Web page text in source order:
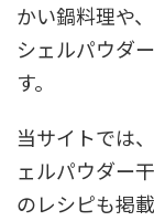
かい鍋料理や
シェルパウダ
す。
当サイトでは
ェルパウダー
のレシピも掲